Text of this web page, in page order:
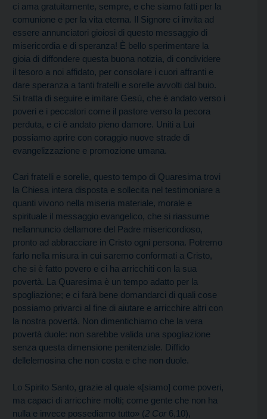
ci ama gratuitamente, sempre, e che siamo fatti per la
comunione e per la vita eterna. Il Signore ci invita ad
essere annunciatori gioiosi di questo messaggio di
misericordia e di speranza! È bello sperimentare la
gioia di diffondere questa buona notizia, di condividere
il tesoro a noi affidato, per consolare i cuori affranti e
dare speranza a tanti fratelli e sorelle avvolti dal buio.
Si tratta di seguire e imitare Gesù, che è andato verso i
poveri e i peccatori come il pastore verso la pecora
perduta, e ci è andato pieno damore. Uniti a Lui
possiamo aprire con coraggio nuove strade di
evangelizzazione e promozione umana.
Cari fratelli e sorelle, questo tempo di Quaresima trovi
la Chiesa intera disposta e sollecita nel testimoniare a
quanti vivono nella miseria materiale, morale e
spirituale il messaggio evangelico, che si riassume
nellannuncio dellamore del Padre misericordioso,
pronto ad abbracciare in Cristo ogni persona. Potremo
farlo nella misura in cui saremo conformati a Cristo,
che si è fatto povero e ci ha arricchiti con la sua
povertà. La Quaresima è un tempo adatto per la
spogliazione; e ci farà bene domandarci di quali cose
possiamo privarci al fine di aiutare e arricchire altri con
la nostra povertà. Non dimentichiamo che la vera
povertà duole: non sarebbe valida una spogliazione
senza questa dimensione penitenziale. Diffido
dellelemosina che non costa e che non duole.
Lo Spirito Santo, grazie al quale «[siamo] come poveri,
ma capaci di arricchire molti; come gente che non ha
nulla e invece possediamo tutto» (2 Cor 6,10),